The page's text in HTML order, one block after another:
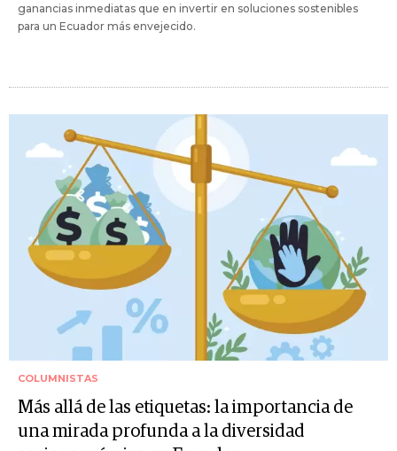
ganancias inmediatas que en invertir en soluciones sostenibles
para un Ecuador más envejecido.
COLUMNISTAS
Más allá de las etiquetas: la importancia de
una mirada profunda a la diversidad